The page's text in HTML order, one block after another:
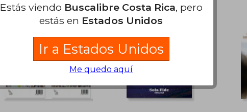
Estás viendo Buscalibre Costa Rica, pero
estás en Estados Unidos
Ir a Estados Unidos
Me quedo aquí